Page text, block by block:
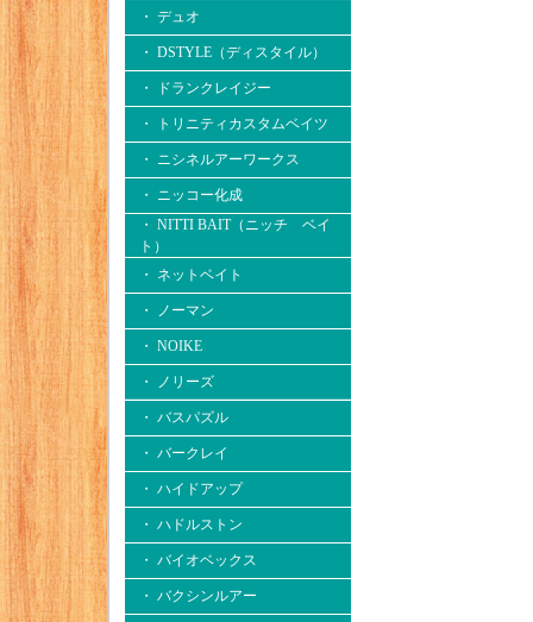
・ デュオ
・ DSTYLE（ディスタイル）
・ ドランクレイジー
・ トリニティカスタムベイツ
・ ニシネルアーワークス
・ ニッコー化成
・ NITTI BAIT（ニッチ ベイ
ト）
・ ネットベイト
・ ノーマン
・ NOIKE
・ ノリーズ
・ バスパズル
・ バークレイ
・ ハイドアップ
・ ハドルストン
・ バイオベックス
・ バクシンルアー